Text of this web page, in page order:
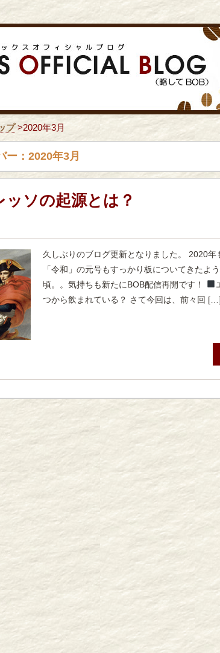
プ>2020年3月
ー：2020年3月
ッソの起源とは？
久しぶりのブログ更新となりました。 2020年
「令和」の元号もすっかり板についてきたよ
頃。。気持ちも新たにBOB配信再開です！
つから飲まれている？ さて今回は、前々回 […]